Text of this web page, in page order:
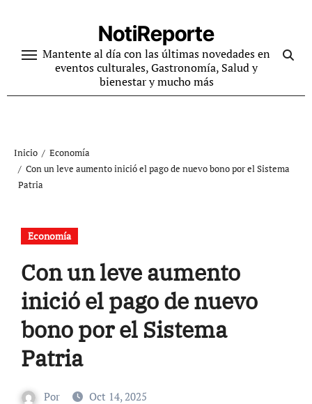
contenido
NotiReporte
Mantente al día con las últimas novedades en
eventos culturales, Gastronomía, Salud y
bienestar y mucho más
Inicio
Economía
Con un leve aumento inició el pago de nuevo bono por el Sistema
Patria
Economía
Con un leve aumento
inició el pago de nuevo
bono por el Sistema
Patria
Por Oct 14, 2025